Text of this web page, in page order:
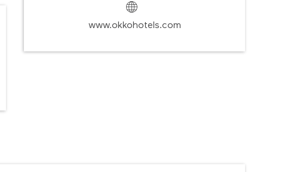
www.okkohotels.com